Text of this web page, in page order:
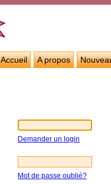
Accueil A propos
Demander un login
Mot de passe oublié?